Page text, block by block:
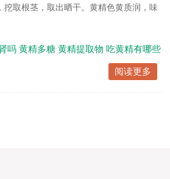
取根茎，取出晒干。黄精色黄质润，味
吗 黄精多糖 黄精提取物 吃黄精有哪些
阅读更多